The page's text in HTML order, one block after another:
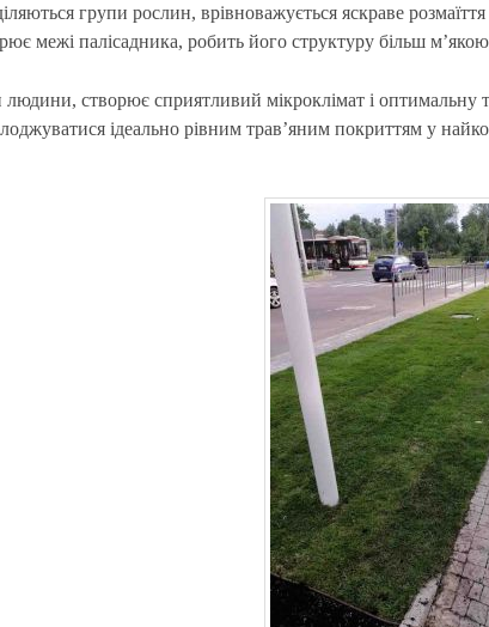
групи рослин, врівноважується яскраве
межі палісадника, робить його структуру більш
створює сприятливий мікроклімат і
ідеально рівним трав’яним покриттям у